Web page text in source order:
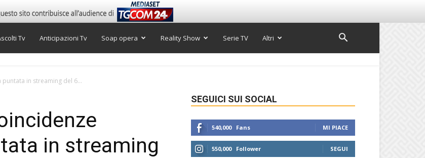
Tv Anticipazioni Tv Soap opera Reality Show Serie TV Altri
puntata in streaming del 6...
in streaming
SEGUICI SUI SOCIAL
540,000 Fans MI PIACE
550,000 Follower SEGUI